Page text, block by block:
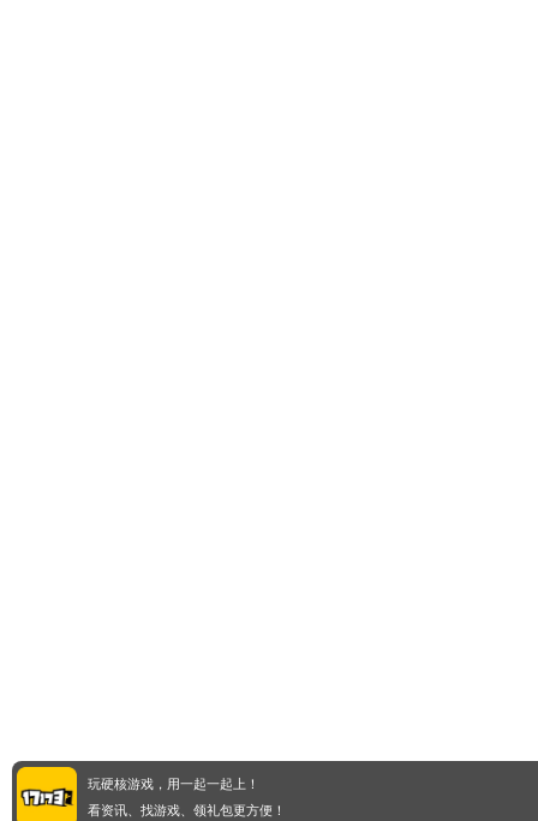
玩硬核游戏，用一起一起上！
看资讯、找游戏、领礼包更方便！